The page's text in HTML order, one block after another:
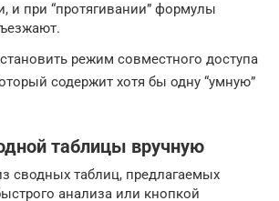
и при “протягивании” формулы
режим совместного доступа
содержит хотя бы одну “умную”
таблицы вручную
сводных таблиц, предлагаемых
анализа или кнопкой